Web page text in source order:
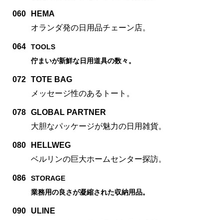
060
HEMA
オランダ発の日用品チェーン店。
064
TOOLS
佇まいが新鮮な日用道具の数々。
072 TOTE BAG
メッセージ性のあるトート。
078 GLOBAL PARTNER
大胆なパッケージが魅力の日用雑貨。
080
HELLWEG
ベルリンの巨大ホームセンター探訪。
086
STORAGE
業務用の良さが凝縮された収納用品。
090
ULINE